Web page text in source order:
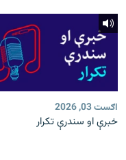
اګست 03, 2026
خبرې او سندرې تکرار